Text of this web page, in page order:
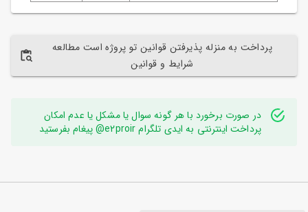
پرداخت به منزله پذیرفتن قوانین تو پروژه است مطالعه
شرایط و قوانین
در صورت برخورد با هر گونه سوال یا مشکل یا عدم امکان
پرداخت اینترنتی به ایدی تلگرام e2proir@ پیغام بفرستید